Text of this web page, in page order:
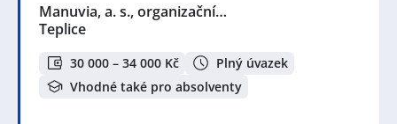
Manuvia, a. s., organizační…
Teplice
30 000 – 34 000 Kč
Plný úvazek
Vhodné také pro absolventy